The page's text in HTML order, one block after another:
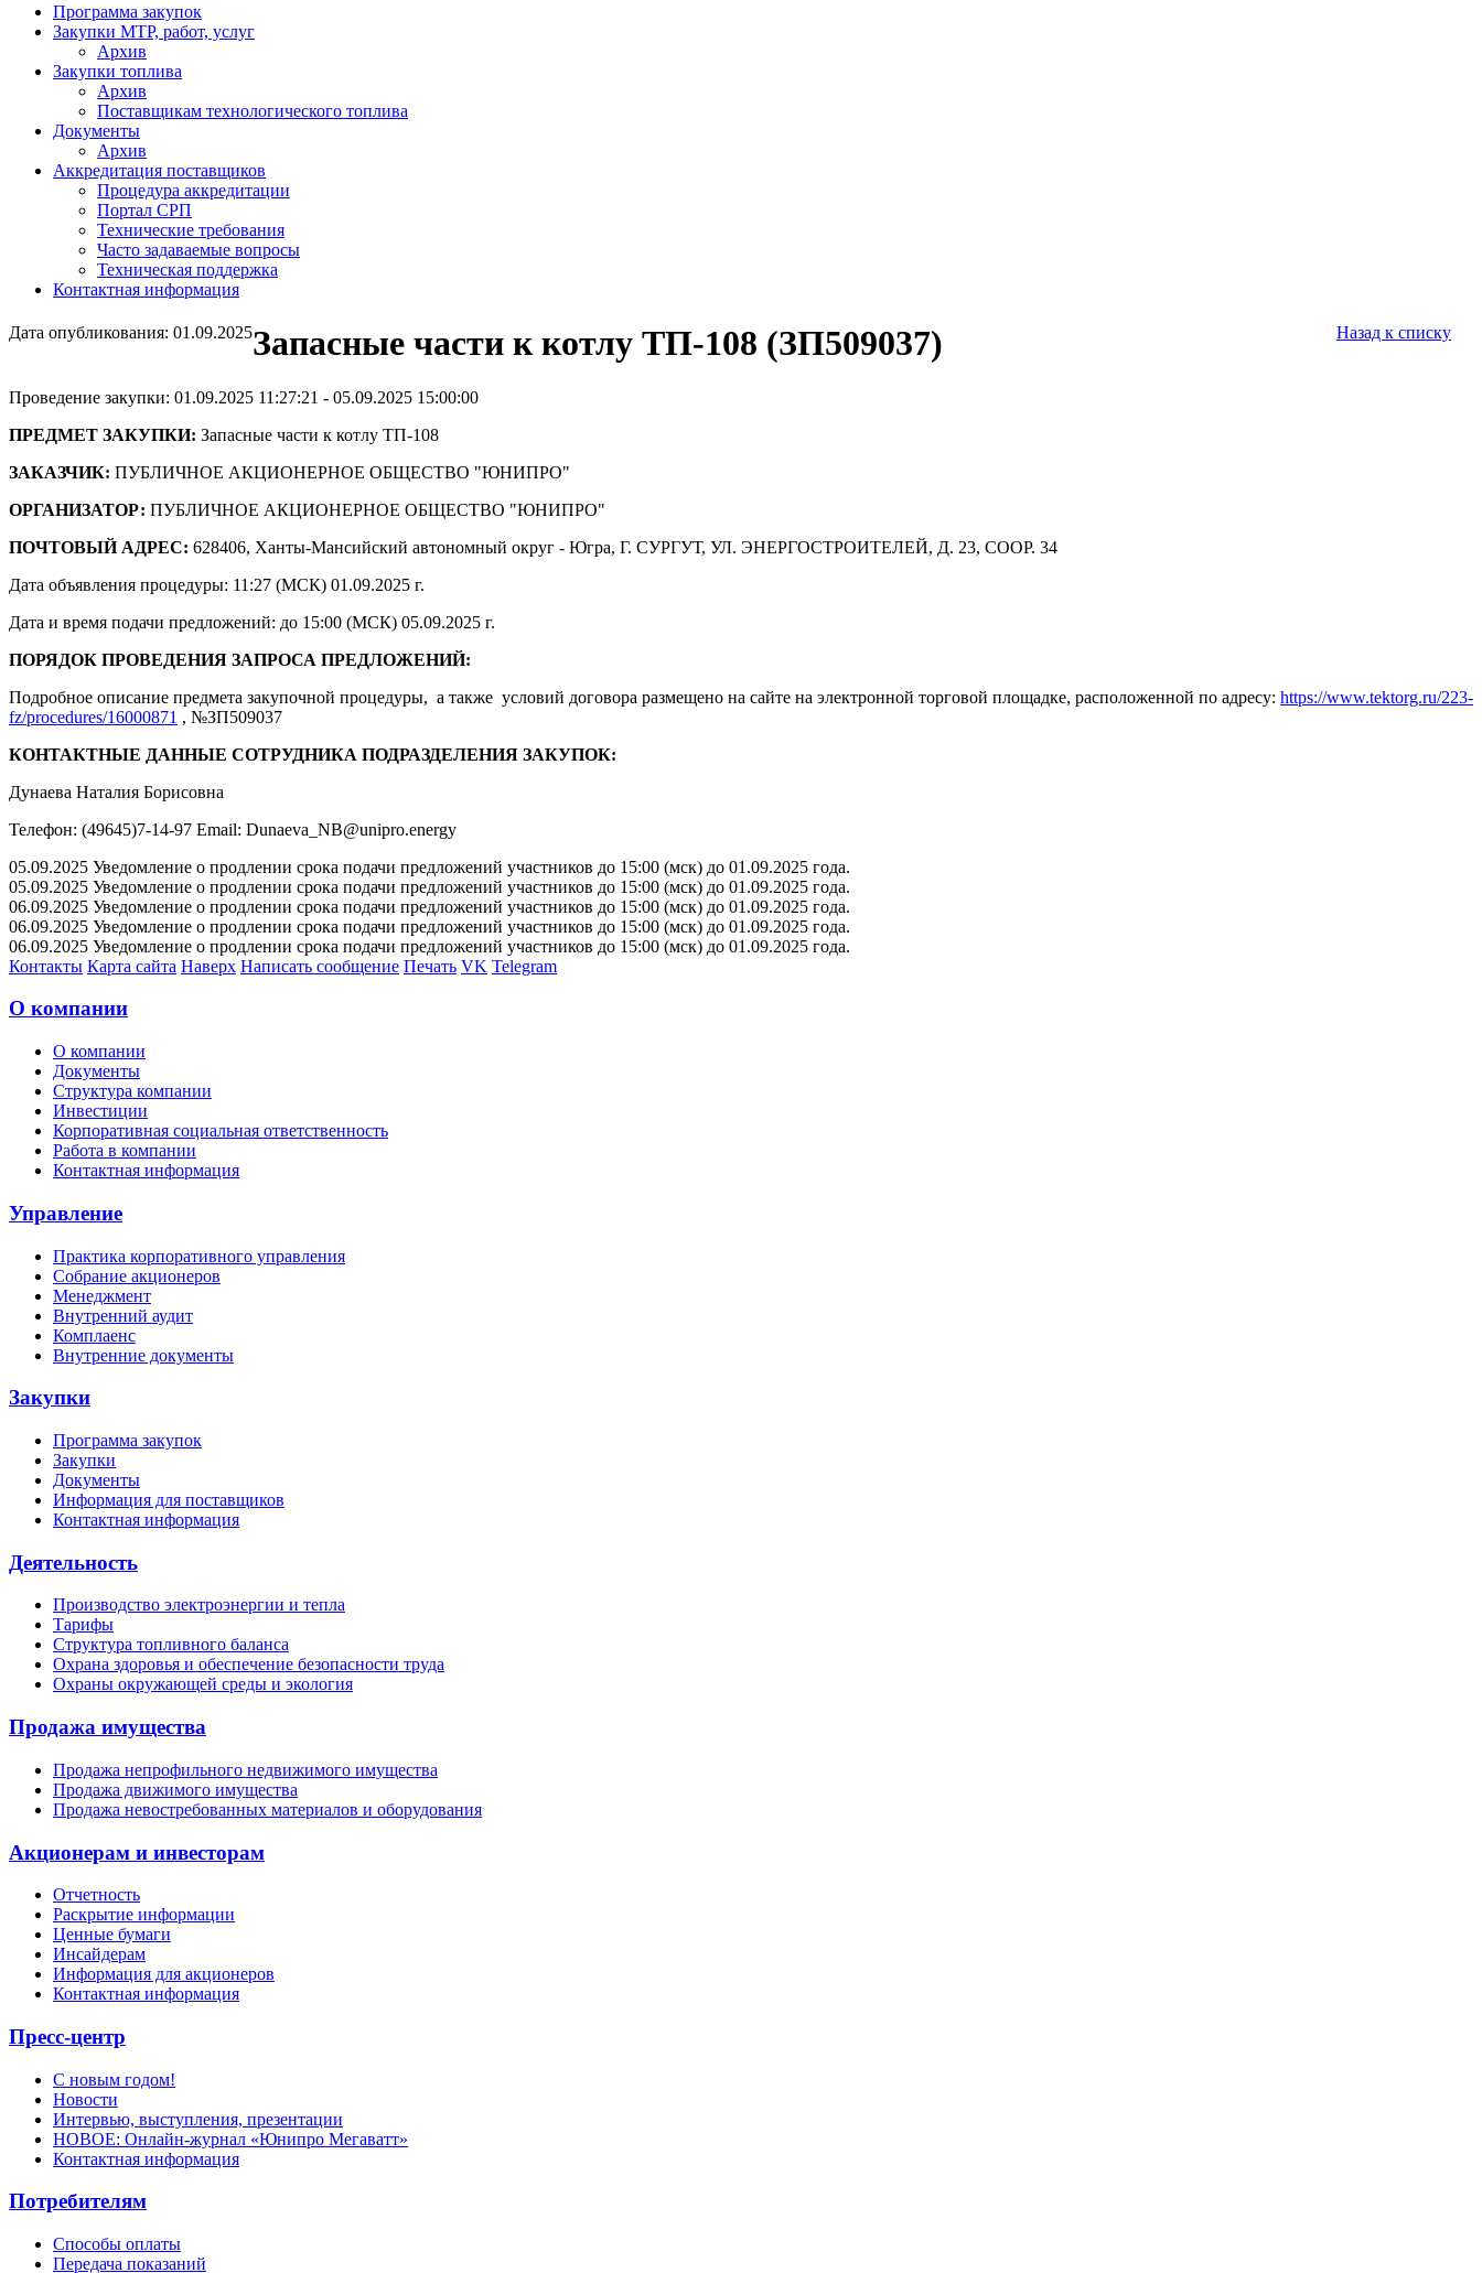
Программа закупок
Закупки МТР, работ, услуг
Архив
Закупки топлива
Архив
Поставщикам технологического топлива
Документы
Архив
Аккредитация поставщиков
Процедура аккредитации
Портал СРП
Технические требования
Часто задаваемые вопросы
Техническая поддержка
Контактная информация
Дата опубликования: 01.09.2025 Назад к списку
Запасные части к котлу ТП-108 (ЗП509037)
Проведение закупки: 01.09.2025 11:27:21 - 05.09.2025 15:00:00
ПРЕДМЕТ ЗАКУПКИ: Запасные части к котлу ТП-108
ЗАКАЗЧИК: ПУБЛИЧНОЕ АКЦИОНЕРНОЕ ОБЩЕСТВО "ЮНИПРО"
ОРГАНИЗАТОР: ПУБЛИЧНОЕ АКЦИОНЕРНОЕ ОБЩЕСТВО "ЮНИПРО"
ПОЧТОВЫЙ АДРЕС: 628406, Ханты-Мансийский автономный округ - Югра, Г. СУРГУТ, УЛ. ЭНЕРГОСТРОИТЕЛЕЙ, Д. 23, СООР. 34
Дата объявления процедуры: 11:27 (МСК) 01.09.2025 г.
Дата и время подачи предложений: до 15:00 (МСК) 05.09.2025 г.
ПОРЯДОК ПРОВЕДЕНИЯ ЗАПРОСА ПРЕДЛОЖЕНИЙ:
Подробное описание предмета закупочной процедуры, а также условий договора размещено на сайте на электронной торговой площадке, расположенной по адресу: https://www.tektorg.ru/223-
fz/procedures/16000871 , №ЗП509037
КОНТАКТНЫЕ ДАННЫЕ СОТРУДНИКА ПОДРАЗДЕЛЕНИЯ ЗАКУПОК:
Дунаева Наталия Борисовна
Телефон: (49645)7-14-97 Email: Dunaeva_NB@unipro.energy
05.09.2025 Уведомление о продлении срока подачи предложений участников до 15:00 (мск) до 01.09.2025 года.
05.09.2025 Уведомление о продлении срока подачи предложений участников до 15:00 (мск) до 01.09.2025 года.
06.09.2025 Уведомление о продлении срока подачи предложений участников до 15:00 (мск) до 01.09.2025 года.
06.09.2025 Уведомление о продлении срока подачи предложений участников до 15:00 (мск) до 01.09.2025 года.
06.09.2025 Уведомление о продлении срока подачи предложений участников до 15:00 (мск) до 01.09.2025 года.
Контакты Карта сайта Наверх Написать сообщение Печать VK Telegram
О компании
О компании
Документы
Структура компании
Инвестиции
Корпоративная социальная ответственность
Работа в компании
Контактная информация
Управление
Практика корпоративного управления
Собрание акционеров
Менеджмент
Внутренний аудит
Комплаенс
Внутренние документы
Закупки
Программа закупок
Закупки
Документы
Информация для поставщиков
Контактная информация
Деятельность
Производство электроэнергии и тепла
Тарифы
Структура топливного баланса
Охрана здоровья и обеспечение безопасности труда
Охраны окружающей среды и экология
Продажа имущества
Продажа непрофильного недвижимого имущества
Продажа движимого имущества
Продажа невостребованных материалов и оборудования
Акционерам и инвесторам
Отчетность
Раскрытие информации
Ценные бумаги
Инсайдерам
Информация для акционеров
Контактная информация
Пресс-центр
С новым годом!
Новости
Интервью, выступления, презентации
НОВОЕ: Онлайн-журнал «Юнипро Мегаватт»
Контактная информация
Потребителям
Способы оплаты
Передача показаний